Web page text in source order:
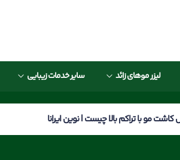
لیزر موهای زائد سایر خدمات زیبایی
مو با تراکم بالا چیست | نوین ایرانا